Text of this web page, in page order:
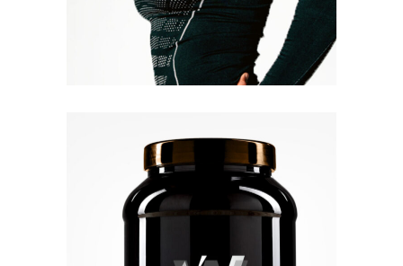
Quick View